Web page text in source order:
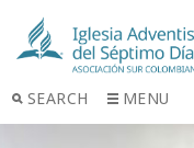
SEARCH MENU